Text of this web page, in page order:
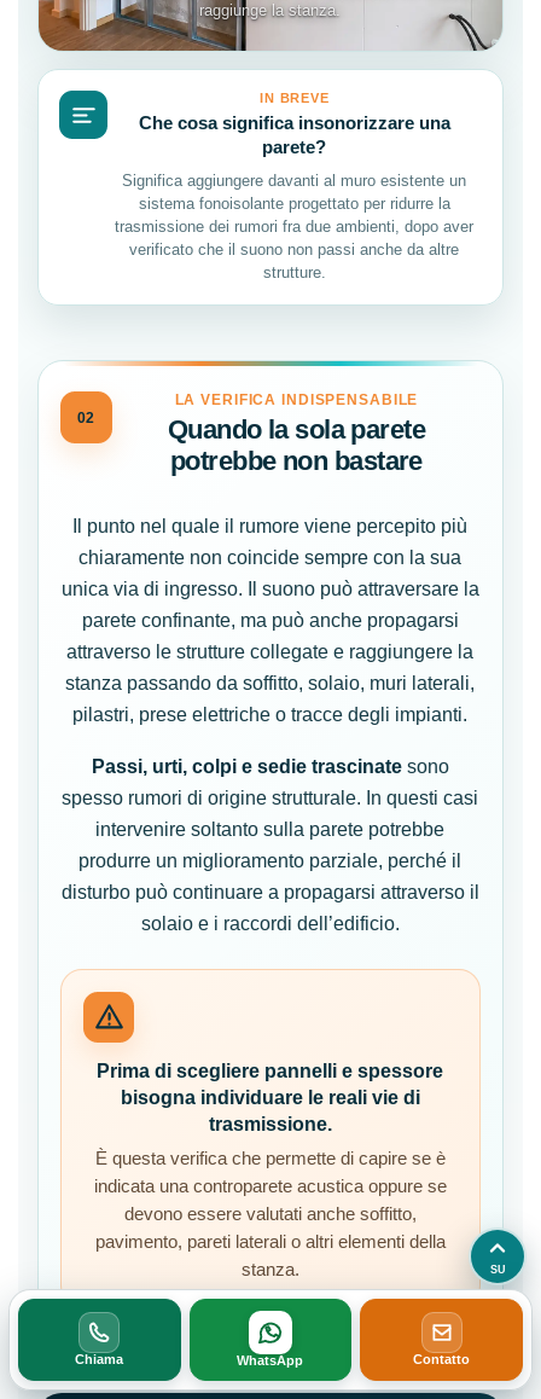
raggiunge la stanza.
IN BREVE
Che cosa significa insonorizzare una
parete?
Significa aggiungere davanti al muro esistente un
sistema fonoisolante progettato per ridurre la
trasmissione dei rumori fra due ambienti, dopo aver
verificato che il suono non passi anche da altre
strutture.
02
LA VERIFICA INDISPENSABILE
Quando la sola parete
potrebbe non bastare
Il punto nel quale il rumore viene percepito più
chiaramente non coincide sempre con la sua
unica via di ingresso. Il suono può attraversare la
parete confinante, ma può anche propagarsi
attraverso le strutture collegate e raggiungere la
stanza passando da soffitto, solaio, muri laterali,
pilastri, prese elettriche o tracce degli impianti.
Passi, urti, colpi e sedie trascinate sono
spesso rumori di origine strutturale. In questi casi
intervenire soltanto sulla parete potrebbe
produrre un miglioramento parziale, perché il
disturbo può continuare a propagarsi attraverso il
solaio e i raccordi dell’edificio.
Prima di scegliere pannelli e spessore
bisogna individuare le reali vie di
trasmissione.
È questa verifica che permette di capire se è
indicata una controparete acustica oppure se
devono essere valutati anche soffitto,
pavimento, pareti laterali o altri elementi della
stanza.
Chiama WhatsApp Contatto
SU